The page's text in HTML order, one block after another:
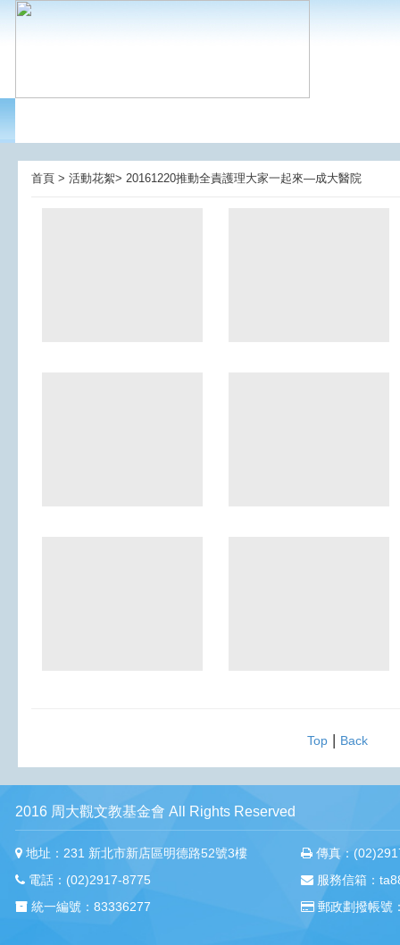
首頁 > 活動花絮> 20161220推動全責護理大家一起來—成大醫院
Top| Back
2016 周大觀文教基金會 All Rights Reserved
地址：231 新北市新店區明德路52號3樓
電話：(02)2917-8775
統一編號：83336277
傳真：
服務信箱：
郵政劃撥帳號